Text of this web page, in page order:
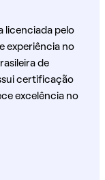
licenciada pelo
experiência no
de
certificação
excelência no